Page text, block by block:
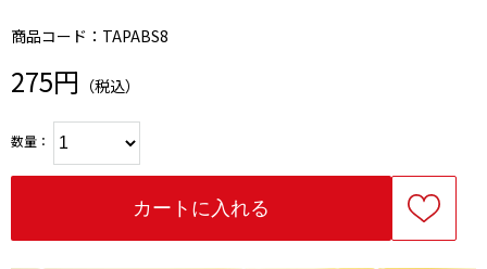
商品コード：TAPABS8
275円 （税込）
数量：